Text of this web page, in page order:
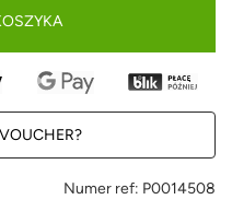
Numer ref: P0014508